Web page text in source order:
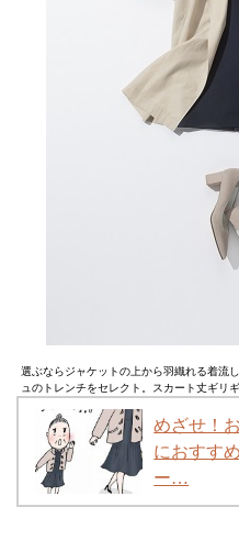
選ぶならジャケットの上から羽織れる着流
ュのトレンチをセレクト。スカート丈ギリ
めざせ！
におすす
ー…